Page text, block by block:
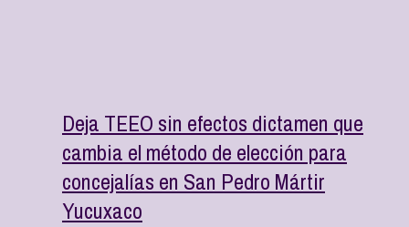
Deja TEEO sin efectos dictamen que
cambia el método de elección para
concejalías en San Pedro Mártir
Yucuxaco